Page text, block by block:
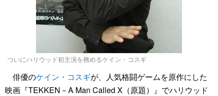
ついにハリウッド初主演を務めるケイン・コスギ
俳優のケイン・コスギが、人気格闘ゲームを原作にした
映画『TEKKEN－A Man Called X（原題）』でハリウッド